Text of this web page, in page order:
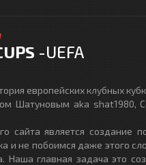
-UEFA
европейских клубных
Шатуновым aka shat1980,
сайта является создание
и не побоимся даже этого
Наша главная задача это